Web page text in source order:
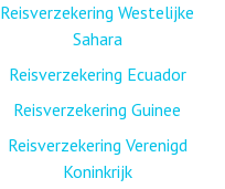
Reisverzekering Westelijke
Sahara
Reisverzekering Ecuador
Reisverzekering Guinee
Reisverzekering Verenigd
Koninkrijk